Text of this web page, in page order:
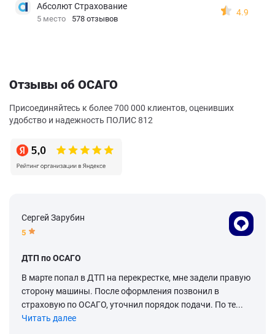
Абсолют Страхование
5 место 578 отзывов
4.9
Отзывы об ОСАГО
Присоединяйтесь к более 700 000 клиентов, оценивших
удобство и надежность ПОЛИС 812
Сергей Зарубин
5
ДТП по ОСАГО
В марте попал в ДТП на перекрестке, мне задели правую
сторону машины. После оформления позвонил в
страховую по ОСАГО, уточнил порядок подачи. По те...
Читать далее